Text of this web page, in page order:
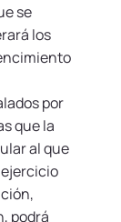
se
los
por
que la
al que
podrá